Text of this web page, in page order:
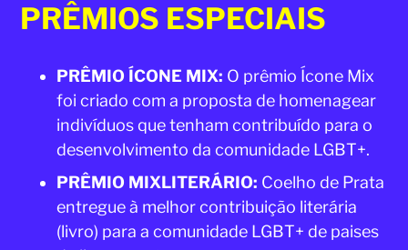
PRÊMIOS ESPECIAIS
PRÊMIO ÍCONE MIX: O prêmio Ícone Mix
foi criado com a proposta de homenagear
indivíduos que tenham contribuído para o
desenvolvimento da comunidade LGBT+.
PRÊMIO MIXLITERÁRIO: Coelho de Prata
entregue à melhor contribuição literária
(livro) para a comunidade LGBT+ de paises